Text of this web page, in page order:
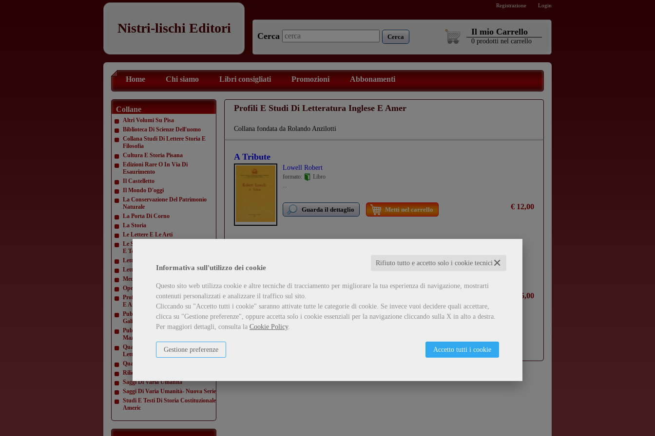
Informativa sull'utilizzo dei cookie ✕
Rifiuto tutto e accetto solo i cookie tecnici
Questo sito web utilizza cookie e altre tecniche di tracciamento per migliorare la tua esperienza di navigazione, mostrarti
contenuti personalizzati e analizzare il traffico sul sito.
Cliccando su "Accetto tutti i cookie" saranno attivate tutte le categorie di cookie. Se invece vuoi decidere quali accettare,
clicca su "Gestione preferenze", oppure accetta solo i cookie essenziali per la navigazione cliccando sulla X in alto a destra.
Per maggiori dettagli, consulta la Cookie Policy.
Accetto tutti i cookie
Gestione preferenze
Registrazione Login
Nistri-lischi Editori
Cerca Cerca
Il mio Carrello
0 prodotti nel carrello
Home Chi siamo Libri consigliati Promozioni Abbonamenti
Collane
Altri Volumi Su Pisa
Biblioteca Di Scienze Dell'uomo
Collana Studi Di Lettere Storia E
Filosofia
Cultura E Storia Pisana
Edizioni Rare O In Via Di
Esaurimento
Il Castelletto
Il Mondo D'oggi
La Conservazione Del Patrimonio
Naturale
La Porta Di Corno
La Storia
Le Lettere E Le Arti
Le Scienze E La Diffusione Scientifica
E Tecn
Letteratura Americana
Letture Varie
Mediamorfosi
Opere Di Giacomo Matteotti
Profili E Studi Di Letteratura Inglese
E Amer
Pubblicazioni Della Domus
Galilaeana
Pubblicazioni Della Domus
Mazziniana
Quaderni Dell'Istituto Di Lingua E
Letteratur
Quaderni Della Direzione
Rilievi Di Monumenti
Saggi Di Varia Umanità
Saggi Di Varia Umanità- Nuova Serie
Studi E Testi Di Storia Costituzionale
Americ
Profili E Studi Di Letteratura Inglese E Amer
Collana fondata da Rolando Anzilotti
A Tribute
Lowell Robert
formato:
Libro
...
€ 12,00
Guarda il dettaglio Metti nel carrello
€ 15,00
Guarda il dettaglio